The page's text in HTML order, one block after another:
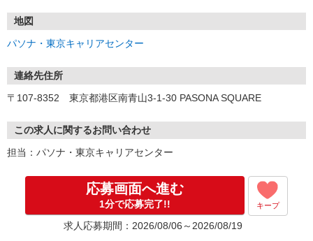
▼イーアイデムから応募
のご連絡
▼お仕事紹介
▼お仕事開始
地図
パソナ・東京キャリアセンター
連絡先住所
〒107-8352 東京都港区南青山3-1-30 PASONA SQUARE
この求人に関するお問い合わせ
担当：パソナ・東京キャリアセンター
応募画面へ進む
1分で応募完了!! キープ
求人応募期間：2026/08/06～2026/08/19